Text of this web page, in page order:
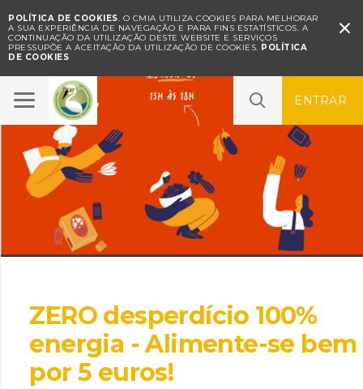
POLÍTICA DE COOKIES. O CMIA UTILIZA COOKIES PARA MELHORAR
A SUA EXPERIÊNCIA DE NAVEGAÇÃO E PARA FINS ESTATÍSTICOS. A
CONTINUAÇÃO DA UTILIZAÇÃO DESTE WEBSITE E SERVIÇOS
PRESSUPÕE A ACEITAÇÃO DA UTILIZAÇÃO DE COOKIES. POLÍTICA
DE COOKIES

ENTRAR
ZERO desperdício 100%
energia - Alimente-se bem
por 5 euros!